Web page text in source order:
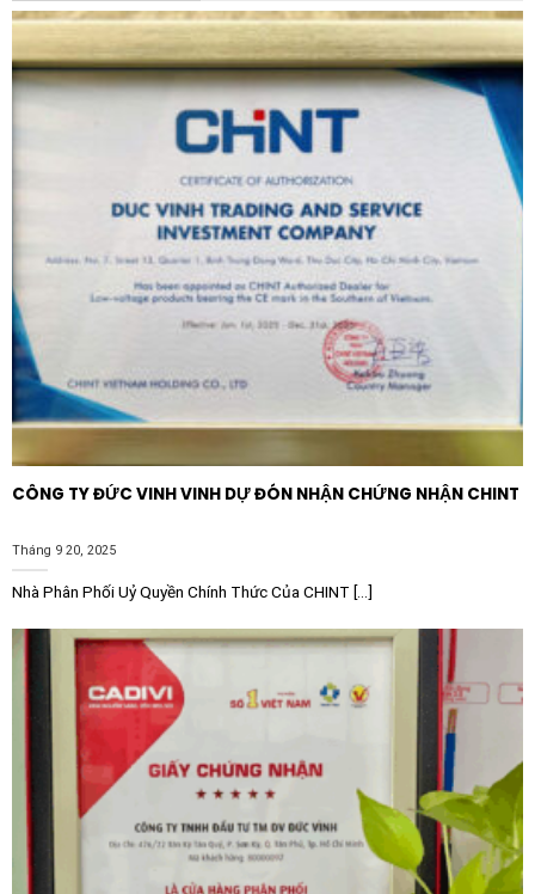
Về mặt thi công, thiết kế lắp nổi giúp việc lắp đặt trở
nên cực kỳ đơn giản trên các bề mặt trần bê tông hoặc
trần cứng mà không cần đục khoét hay làm hư hại cấu
trúc trần. Khung lắp được thiết kế thông minh, cho
phép kết nối dây nguồn dễ dàng và cố định đèn chắc
chắn, an toàn. Điều này đặc biệt có ý nghĩa trong các
công trình cải tạo hoặc các tòa nhà có trần thấp không
đủ không gian cho hệ thống âm trần.
Ứng dụng đa dạng của Đèn Panel lắp
nổi LEDVANCE Surface 1574 48W Multi
Nhờ thiết kế hiện đại và khả năng tùy chỉnh linh hoạt,
sản phẩm là lựa chọn ưu tiên cho nhiều loại hình không
gian khác nhau:
Văn phòng làm việc và phòng họp:Kích thước dài
làm việc hoặc trung tâm phòng họp, tạo ra ánh sáng
cao nhất.
Hành lang tòa nhà và bệnh viện:Dải sáng dài giúp
định hướng không gian tốt, tạo cảm giác thông
thoáng và sạch sẽ cho các khu vực công cộng có
lưu lượng người qua lại lớn.
Cửa hàng bán lẻ và siêu thị:Ánh sáng mạnh mẽ từ
mức công suất 48W giúp làm nổi bật hàng hóa
trưng bày, thu hút sự chú ý của khách hàng và tạo ra
môi trường mua sắm chuyên nghiệp.
CÔNG TY ĐỨC VINH VINH DỰ ĐÓN NHẬN CHỨNG NHẬN CHINT
Tháng 9 20, 2025
Nhà Phân Phối Uỷ Quyền Chính Thức Của CHINT [...]